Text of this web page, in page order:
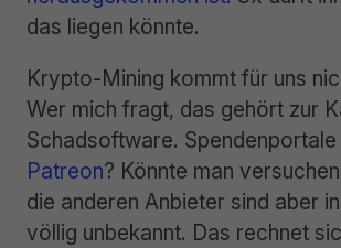
das liegen könnte.
Krypto-Mining kommt für uns
Wer mich fragt, das gehört zur
Schadsoftware. Spendenportale
Patreon? Könnte man
die anderen Anbieter sind aber
völlig unbekannt. Das rechnet